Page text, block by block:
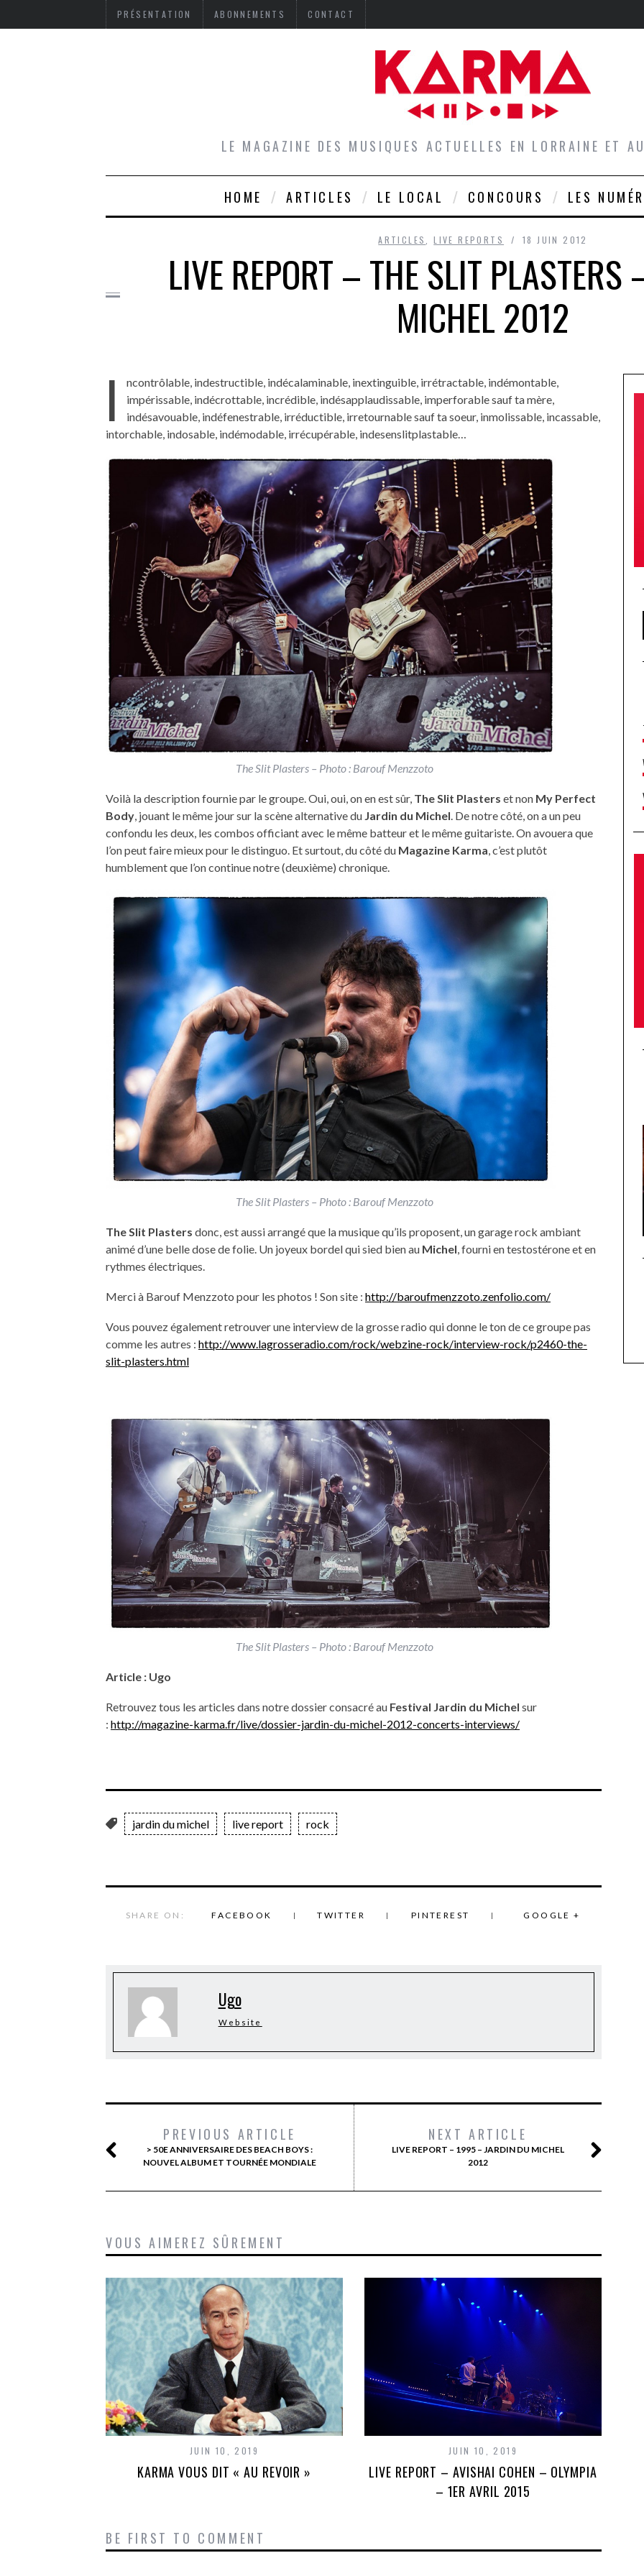
PRÉSENTATION ABONNEMENTS CONTACT
LE MAGAZINE DES MUSIQUES ACTUELLES EN LORRAINE ET
HOME ARTICLES LE LOCAL CONCOURS LES
ARTICLES ,LIVE REPORTS 18 JUIN 2012
LIVE REPORT – THE SLIT PLASTERS
MICHEL 2012
I
ncontrôlable, indestructible, indécalaminable, inextinguible, irrétractable, indémontable,
impérissable, indécrottable, incrédible, indésapplaudissable, imperforable sauf ta mère,
indésavouable, indéfenestrable, irréductible, irretournable sauf ta soeur, inmolissable, incassable,
intorchable, indosable, indémodable, irrécupérable, indesenslitplastable…
The Slit Plasters – Photo : Barouf Menzzoto
Voilà la description fournie par le groupe. Oui, oui, on en est sûr, The Slit Plasters et non My Perfect
Body, jouant le même jour sur la scène alternative du Jardin du Michel. De notre côté, on a un peu
confondu les deux, les combos officiant avec le même batteur et le même guitariste. On avouera que
l’on peut faire mieux pour le distinguo. Et surtout, du côté du Magazine Karma, c’est plutôt
humblement que l’on continue notre (deuxième) chronique.
The Slit Plasters – Photo : Barouf Menzzoto
The Slit Plasters donc, est aussi arrangé que la musique qu’ils proposent, un garage rock ambiant
animé d’une belle dose de folie. Un joyeux bordel qui sied bien au Michel, fourni en testostérone et en
rythmes électriques.
Merci à Barouf Menzzoto pour les photos ! Son site : http://baroufmenzzoto.zenfolio.com/
Vous pouvez également retrouver une interview de la grosse radio qui donne le ton de ce groupe pas
comme les autres : http://www.lagrosseradio.com/rock/webzine-rock/interview-rock/p2460-the-
slit-plasters.html
The Slit Plasters – Photo : Barouf Menzzoto
Article : Ugo
Retrouvez tous les articles dans notre dossier consacré au Festival Jardin du Michel sur
: http://magazine-karma.fr/live/dossier-jardin-du-michel-2012-concerts-interviews/
jardin du michel live report rock
SHARE ON: FACEBOOK TWITTER PINTEREST GOOGLE +
Ugo
Website
PREVIOUS ARTICLE
> 50E ANNIVERSAIRE DES BEACH BOYS :
NOUVEL ALBUM ET TOURNÉE MONDIALE
NEXT ARTICLE
LIVE REPORT – 1995 – JARDIN DU MICHEL
2012
VOUS AIMEREZ SÛREMENT
JUIN 10, 2019
KARMA VOUS DIT « AU REVOIR »
JUIN 10, 2019
LIVE REPORT – AVISHAI COHEN – OLYMPIA
– 1ER AVRIL 2015
BE FIRST TO COMMENT